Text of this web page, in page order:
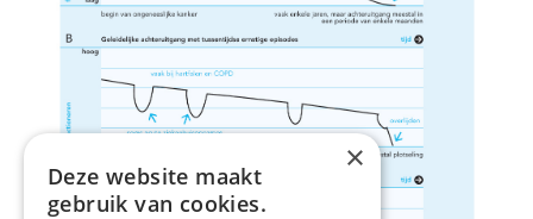
×
Deze website maakt
gebruik van cookies.